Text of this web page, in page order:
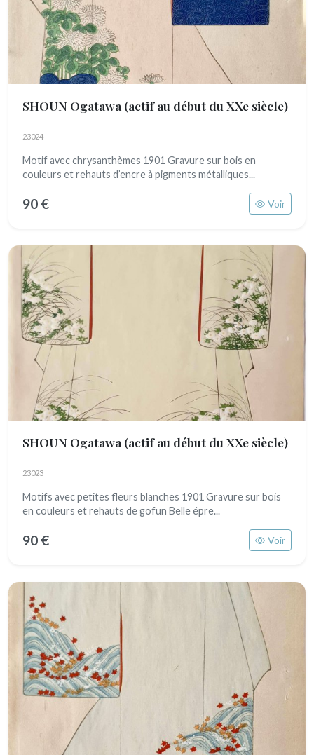
SHOUN Ogatawa (actif au début du XXe siècle)
23024
Motif avec chrysanthèmes 1901 Gravure sur bois en
couleurs et rehauts d’encre à pigments métalliques...
90 € Voir
SHOUN Ogatawa (actif au début du XXe siècle)
23023
Motifs avec petites fleurs blanches 1901 Gravure sur bois
en couleurs et rehauts de gofun Belle épre...
90 € Voir